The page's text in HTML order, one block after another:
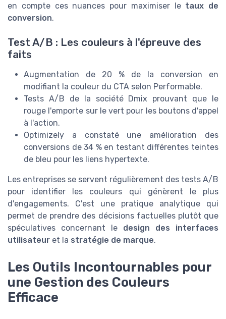
en compte ces nuances pour maximiser le taux de
conversion.
Test A/B : Les couleurs à l'épreuve des
faits
Augmentation de 20 % de la conversion en
modifiant la couleur du CTA selon Performable.
Tests A/B de la société Dmix prouvant que le
rouge l'emporte sur le vert pour les boutons d'appel
à l'action.
Optimizely a constaté une amélioration des
conversions de 34 % en testant différentes teintes
de bleu pour les liens hypertexte.
Les entreprises se servent régulièrement des tests A/B
pour identifier les couleurs qui génèrent le plus
d'engagements. C'est une pratique analytique qui
permet de prendre des décisions factuelles plutôt que
spéculatives concernant le design des interfaces
utilisateur et la stratégie de marque.
Les Outils Incontournables pour
une Gestion des Couleurs
Efficace